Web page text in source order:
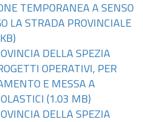
TEMPORANEA A SENSO
LA STRADA PROVINCIALE
DELLA SPEZIA
OPERATIVI, PER
E MESSA A
(1.03 MB)
DELLA SPEZIA